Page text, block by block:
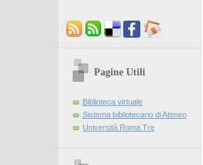
Pagine Utili
Biblioteca virtuale
Sistema bibliotecario di Ateneo
Università Roma Tre